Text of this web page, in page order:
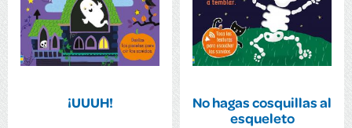
¡UUUH!
No hagas cosquillas al
esqueleto